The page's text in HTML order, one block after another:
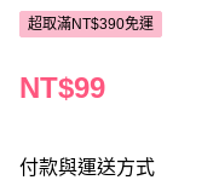
超取滿NT$390免運
NT$99
付款與運送方式